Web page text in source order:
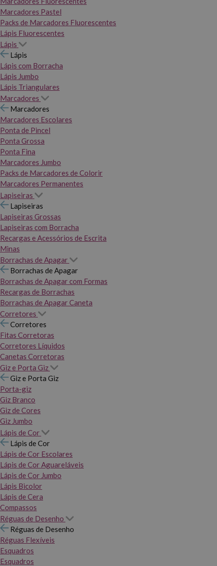
Marcadores Pastel
Packs de Marcadores Fluorescentes
Lápis Fluorescentes
Lápis
Lápis
Lápis com Borracha
Lápis Jumbo
Lápis Triangulares
Marcadores
Marcadores
Marcadores Escolares
Ponta de Pincel
Ponta Grossa
Ponta Fina
Marcadores Jumbo
Packs de Marcadores de Colorir
Marcadores Permanentes
Lapiseiras
Lapiseiras
Lapiseiras Grossas
Lapiseiras com Borracha
Recargas e Acessórios de Escrita
Minas
Borrachas de Apagar
Borrachas de Apagar
Borrachas de Apagar com Formas
Recargas de Borrachas
Borrachas de Apagar Caneta
Corretores
Corretores
Fitas Corretoras
Corretores Líquidos
Canetas Corretoras
Giz e Porta Giz
Giz e Porta Giz
Porta-giz
Giz Branco
Giz de Cores
Giz Jumbo
Lápis de Cor
Lápis de Cor
Lápis de Cor Escolares
Lápis de Cor Aguareláveis
Lápis de Cor Jumbo
Lápis Bicolor
Lápis de Cera
Compassos
Réguas de Desenho
Réguas de Desenho
Réguas Flexíveis
Esquadros
Esquadros